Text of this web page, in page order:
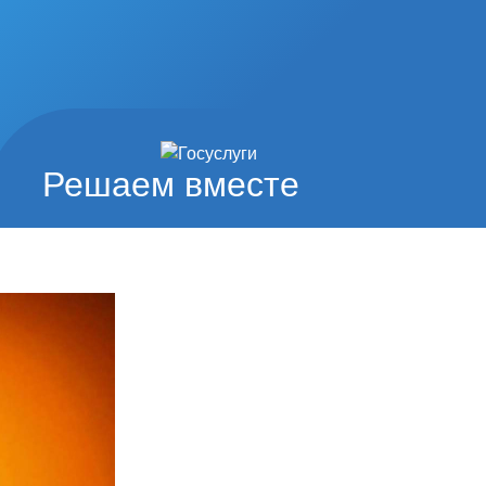
Решаем вместе